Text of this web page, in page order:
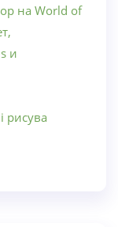
на World of
и
рисува